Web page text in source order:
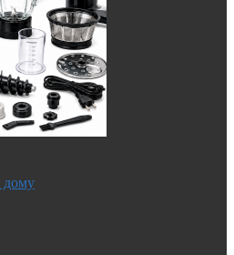
дому